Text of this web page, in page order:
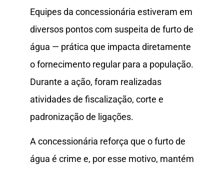
Equipes da concessionária estiveram em
diversos pontos com suspeita de furto de
água — prática que impacta diretamente
o fornecimento regular para a população.
Durante a ação, foram realizadas
atividades de fiscalização, corte e
padronização de ligações.
A concessionária reforça que o furto de
água é crime e, por esse motivo, mantém